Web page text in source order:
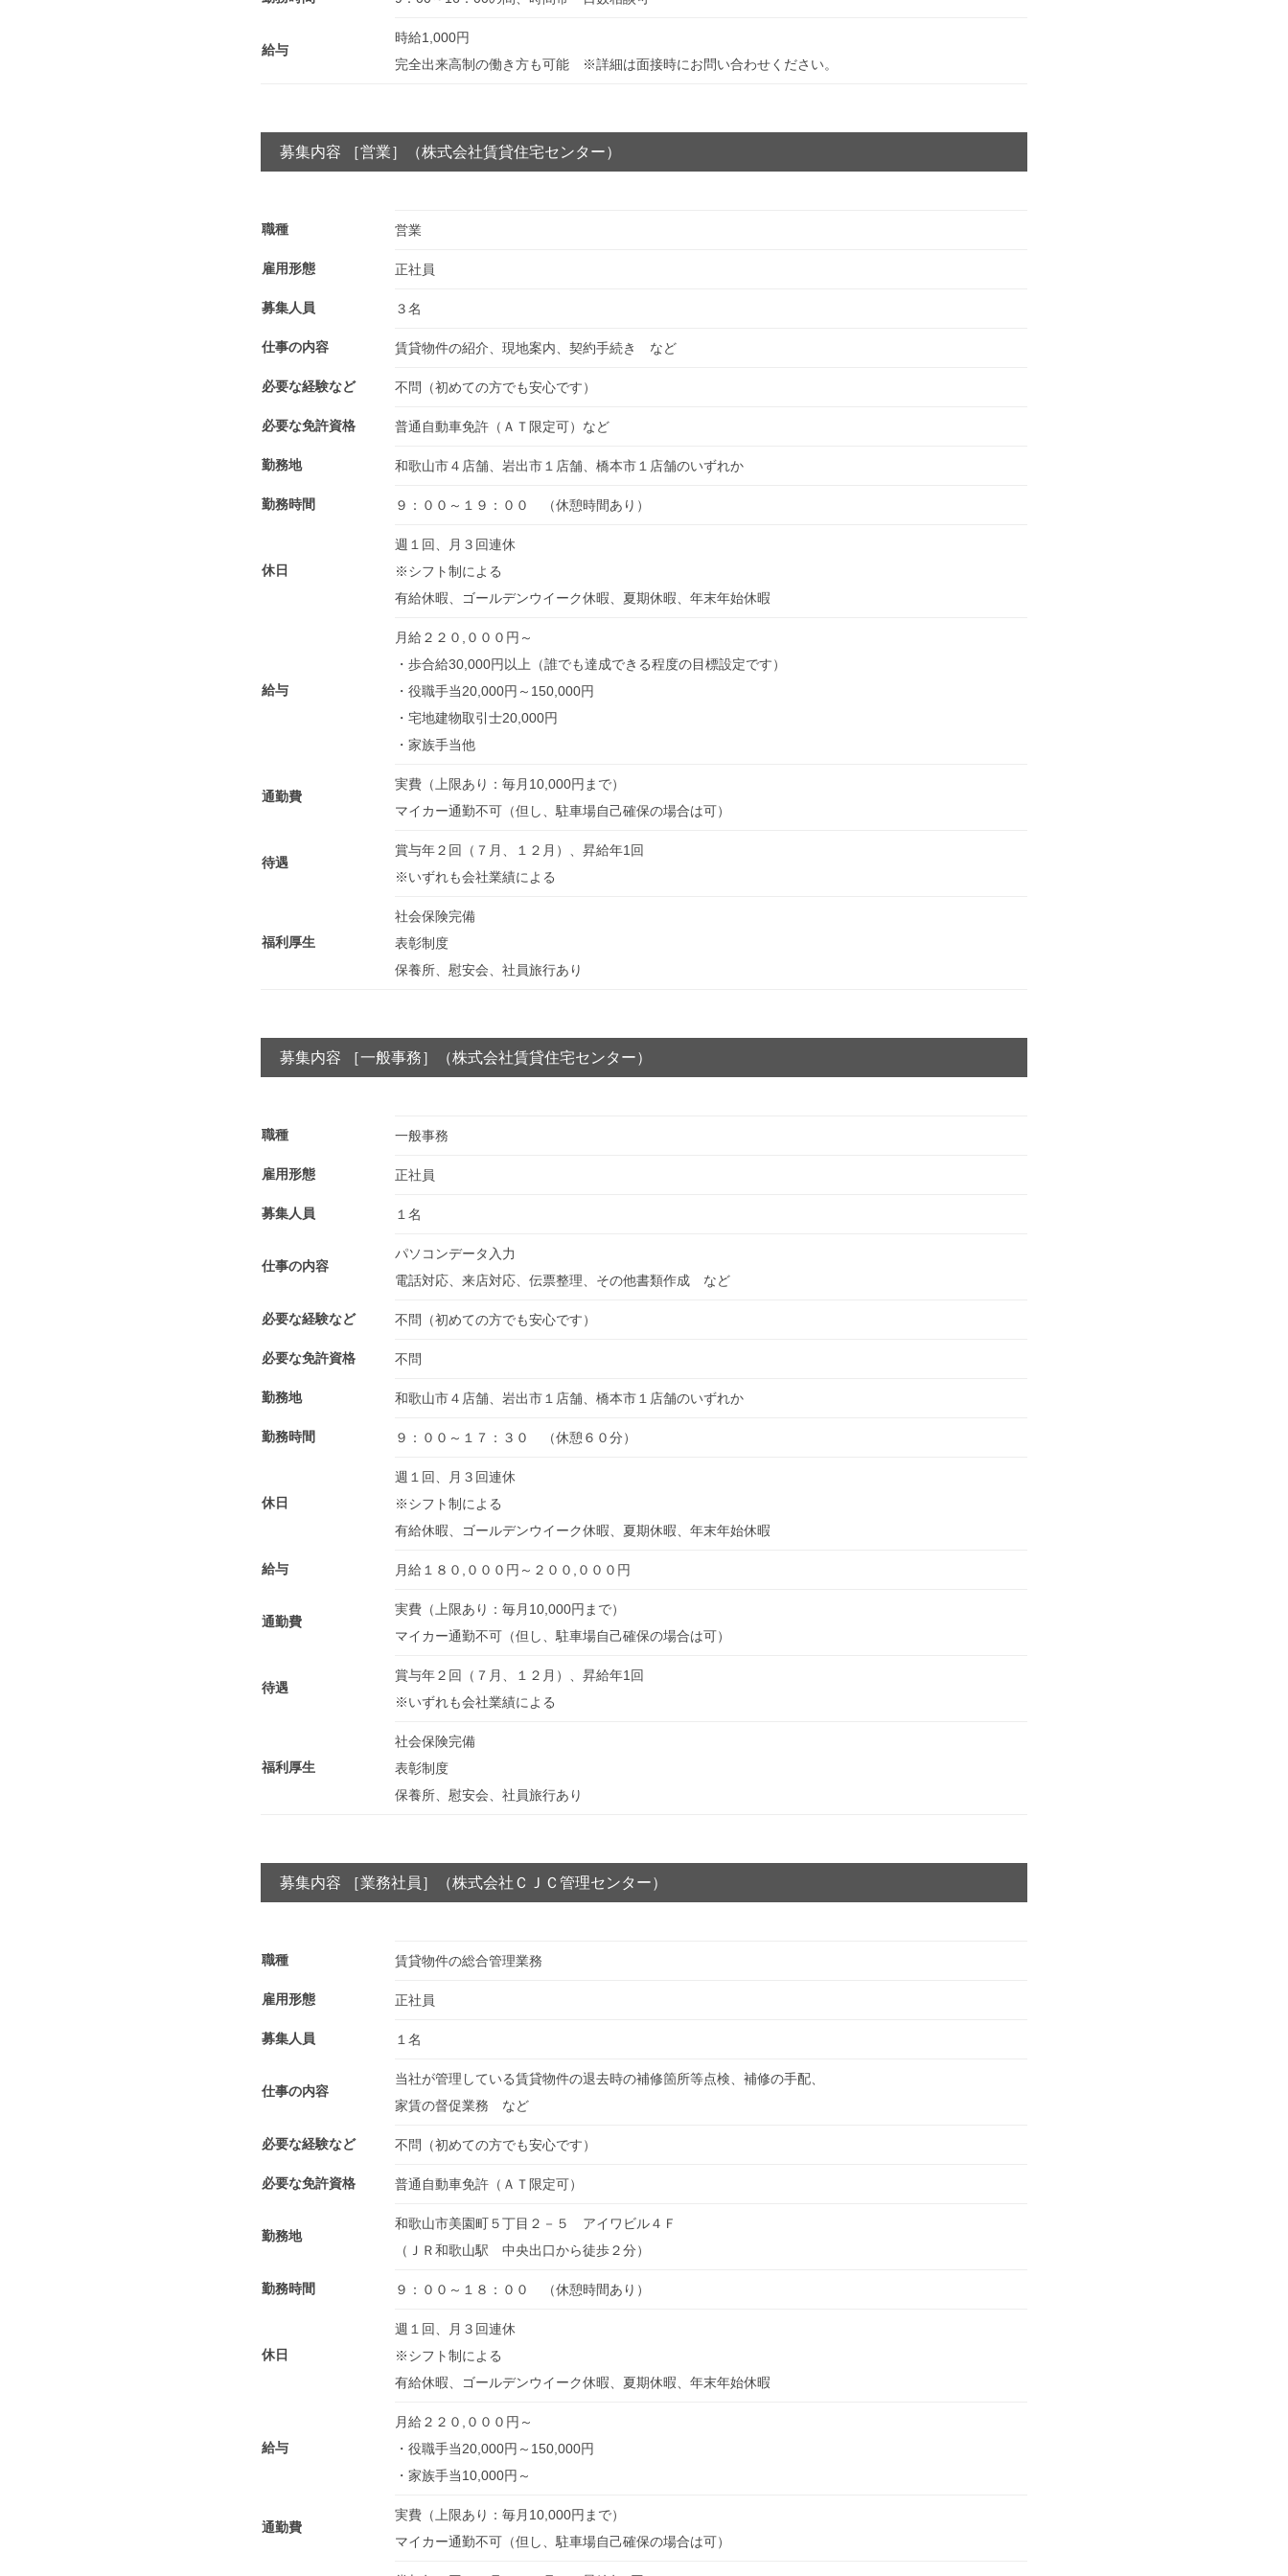
給与
時給1,000円
完全出来高制の働き方も可能 ※詳細は面接時にお問い合わせください。
募集内容 ［営業］（株式会社賃貸住宅センター）
職種 営業
雇用形態 正社員
募集人員 ３名
仕事の内容 賃貸物件の紹介、現地案内、契約手続き など
必要な経験など 不問（初めての方でも安心です）
必要な免許資格 普通自動車免許（ＡＴ限定可）など
勤務地 和歌山市４店舗、岩出市１店舗、橋本市１店舗のいずれか
勤務時間 ９：００～１９：００ （休憩時間あり）
休日
週１回、月３回連休
※シフト制による
有給休暇、ゴールデンウイーク休暇、夏期休暇、年末年始休暇
給与
月給２２０,０００円～
・歩合給30,000円以上（誰でも達成できる程度の目標設定です）
・役職手当20,000円～150,000円
・宅地建物取引士20,000円
・家族手当他
通勤費
実費（上限あり：毎月10,000円まで）
マイカー通勤不可（但し、駐車場自己確保の場合は可）
待遇
賞与年２回（７月、１２月）、昇給年1回
※いずれも会社業績による
福利厚生
社会保険完備
表彰制度
保養所、慰安会、社員旅行あり
募集内容 ［一般事務］（株式会社賃貸住宅センター）
職種 一般事務
雇用形態 正社員
募集人員 １名
仕事の内容
パソコンデータ入力
電話対応、来店対応、伝票整理、その他書類作成 など
必要な経験など 不問（初めての方でも安心です）
必要な免許資格 不問
勤務地 和歌山市４店舗、岩出市１店舗、橋本市１店舗のいずれか
勤務時間 ９：００～１７：３０ （休憩６０分）
休日
週１回、月３回連休
※シフト制による
有給休暇、ゴールデンウイーク休暇、夏期休暇、年末年始休暇
給与 月給１８０,０００円～２００,０００円
通勤費
実費（上限あり：毎月10,000円まで）
マイカー通勤不可（但し、駐車場自己確保の場合は可）
待遇
賞与年２回（７月、１２月）、昇給年1回
※いずれも会社業績による
福利厚生
社会保険完備
表彰制度
保養所、慰安会、社員旅行あり
募集内容 ［業務社員］（株式会社ＣＪＣ管理センター）
職種 賃貸物件の総合管理業務
雇用形態 正社員
募集人員 １名
仕事の内容
当社が管理している賃貸物件の退去時の補修箇所等点検、補修の手配、
家賃の督促業務 など
必要な経験など 不問（初めての方でも安心です）
必要な免許資格 普通自動車免許（ＡＴ限定可）
勤務地
和歌山市美園町５丁目２－５ アイワビル４Ｆ
（ＪＲ和歌山駅 中央出口から徒歩２分）
勤務時間 ９：００～１８：００ （休憩時間あり）
休日
週１回、月３回連休
※シフト制による
有給休暇、ゴールデンウイーク休暇、夏期休暇、年末年始休暇
給与
月給２２０,０００円～
・役職手当20,000円～150,000円
・家族手当10,000円～
通勤費
実費（上限あり：毎月10,000円まで）
マイカー通勤不可（但し、駐車場自己確保の場合は可）